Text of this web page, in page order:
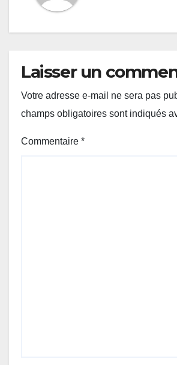
Laisser un
Votre adresse e-mail ne sera pas
champs obligatoires sont indiqués
Commentaire *